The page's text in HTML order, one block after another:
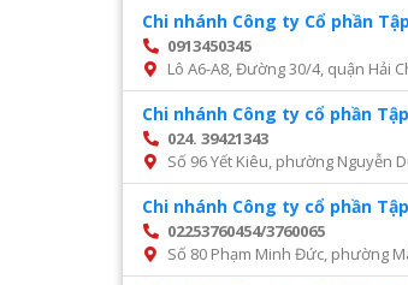
Chi nhánh Công ty Cổ phần
0913450345
Lô A6-A8, Đường 30/4, quận Hải
Chi nhánh Công ty cổ phần
024. 39421343
Số 96 Yết Kiêu, phường Nguyễn
Chi nhánh Công ty cổ phần
02253760454/3760065
Số 80 Phạm Minh Đức, phường